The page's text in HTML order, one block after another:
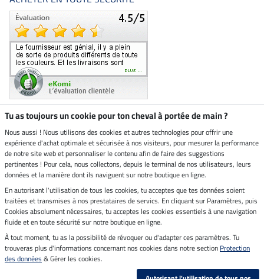
Boutique climatiquement
neutre
Livraison par
Paiement sécurisé
Mentions légales
Dernière actualisation le 09.08.2026 à 03:09
Tu as toujours un cookie pour ton cheval à portée de main ?
Nous aussi ! Nous utilisons des cookies et autres technologies pour offrir une
expérience d'achat optimale et sécurisée à nos visiteurs, pour mesurer la performance
de notre site web et personnaliser le contenu afin de faire des suggestions
pertinentes ! Pour cela, nous collectons, depuis le terminal de nos utilisateurs, leurs
données et la manière dont ils naviguent sur notre boutique en ligne.
En autorisant l'utilisation de tous les cookies, tu acceptes que tes données soient
traitées et transmises à nos prestataires de servics. En cliquant sur Paramètres, puis
Cookies absolument nécessaires, tu acceptes les cookies essentiels à une navigation
fluide et en toute sécurité sur notre boutique en ligne.
À tout moment, tu as la possibilité de révoquer ou d'adapter ces paramètres. Tu
trouveras plus d'informations concernant nos cookies dans notre section Protection
des données & Gérer les cookies.